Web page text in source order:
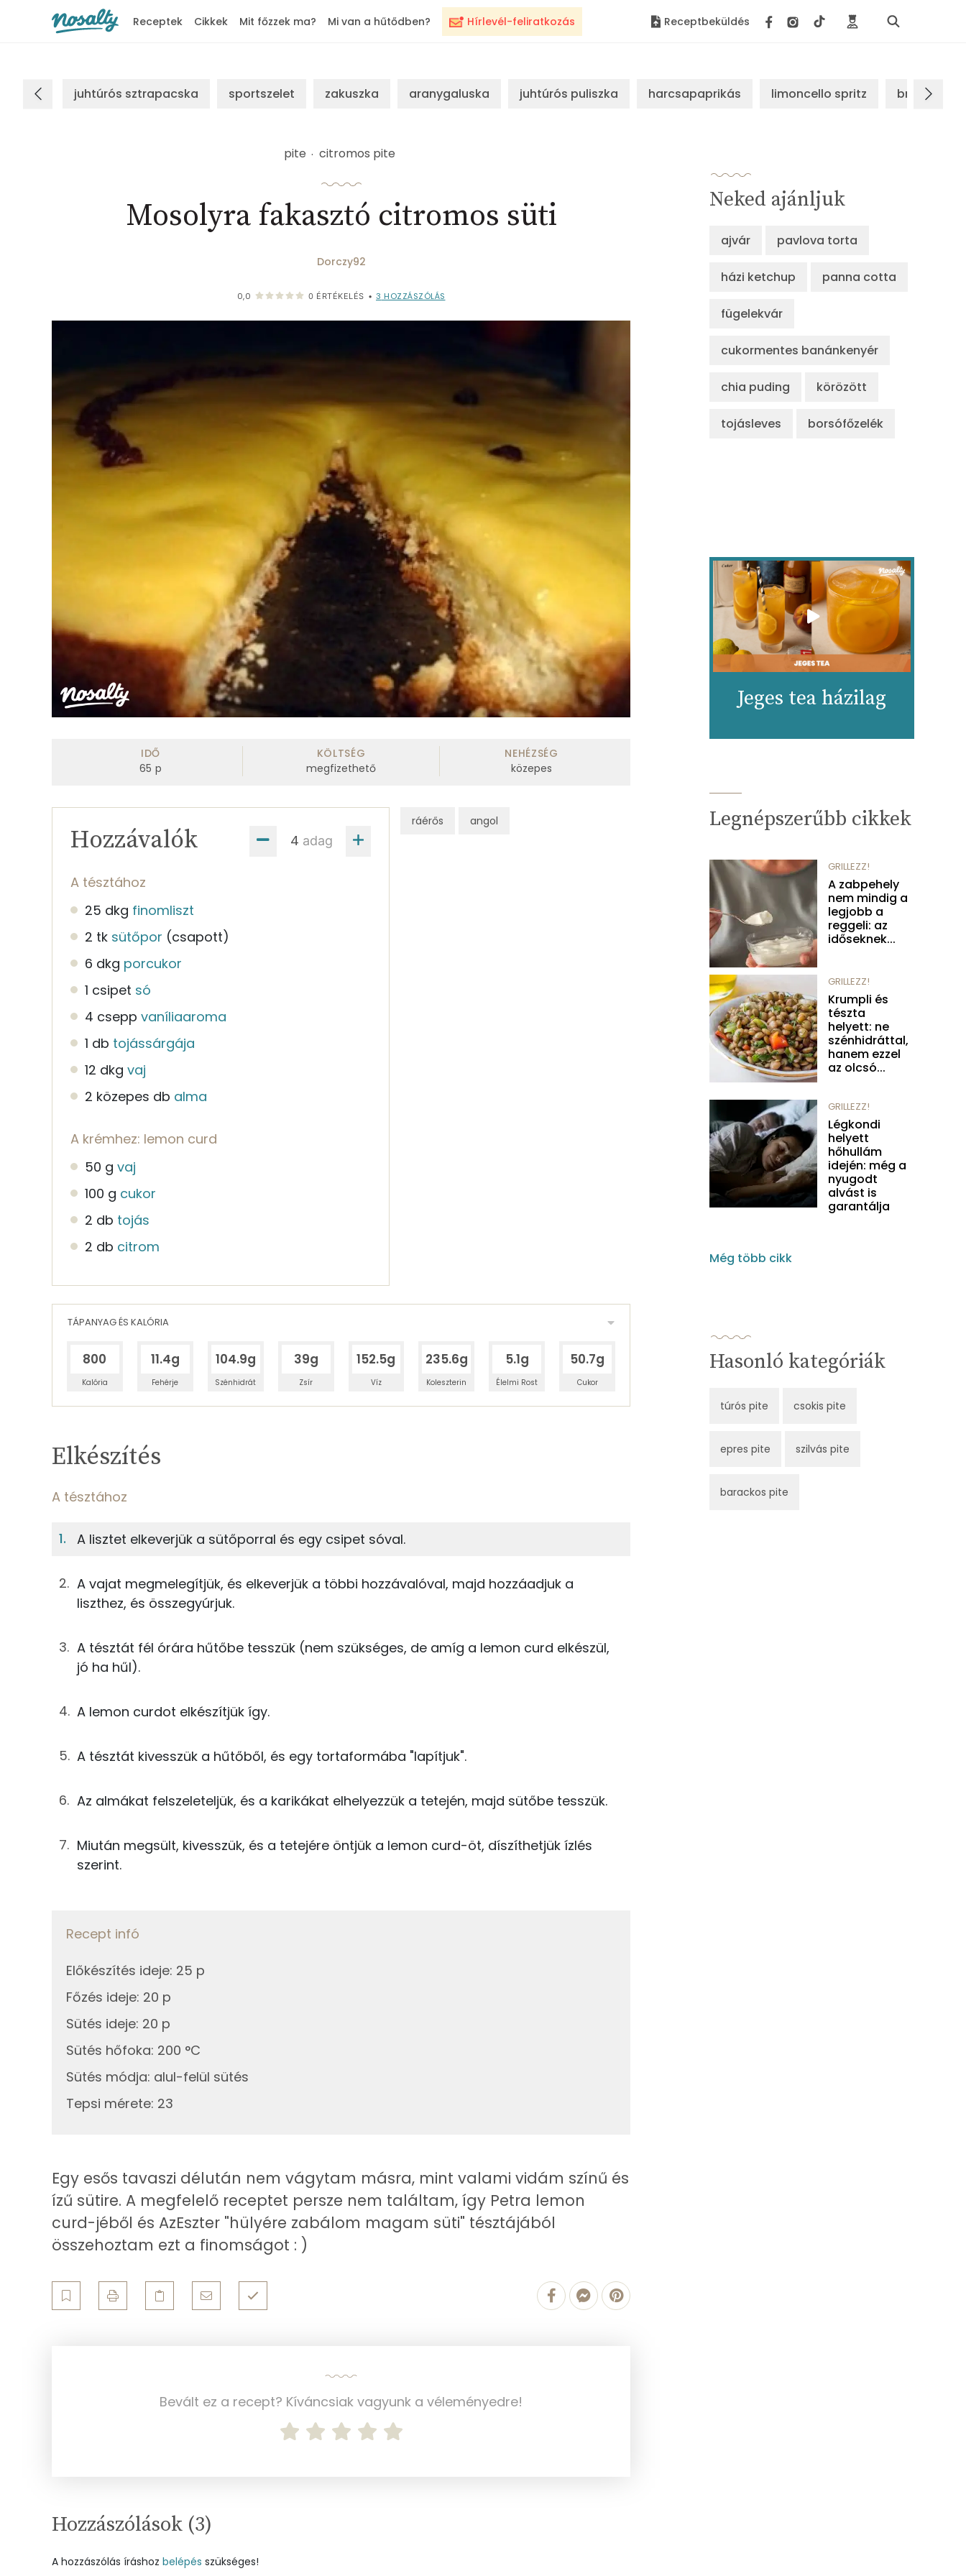
Hírlevél-feliratkozás
Receptek Cikkek Mit főzzek ma? Mi van a hűtődben? Receptbeküldés
juhtúrós sztrapacska sportszelet zakuszka aranygaluska juhtúrós puliszka harcsapaprikás limoncello spritz brassói
pite citromos pite
Mosolyra fakasztó citromos süti
Dorczy92
0,0 0 ÉRTÉKELÉS • 3 HOZZÁSZÓLÁS
IDŐ
65 p
KÖLTSÉG
megfizethető
NEHÉZSÉG
közepes
adag
Hozzávalók
A tésztához
25 dkg finomliszt
2 tk sütőpor (csapott)
6 dkg porcukor
1 csipet só
4 csepp vaníliaaroma
1 db tojássárgája
12 dkg vaj
2 közepes db alma
A krémhez: lemon curd
50 g vaj
100 g cukor
2 db tojás
2 db citrom
ráérős angol
TÁPANYAG ÉS KALÓRIA
800
Kalória
11.4g
Fehérje
104.9g
Szénhidrát
39g
Zsír
152.5g
Víz
235.6g
Koleszterin
5.1g
Élelmi Rost
50.7g
Cukor
1gsütőpor
1 kcal
0g só
0 kcal
5g tojássárgája
30g vaj
13gvaj
28g tojás
85g citrom
Összesen
TÁPANYAGTARTALOM
Fehérje
Szénhidrát
Zsír
TOP ásványi anyagok
Foszfor
Kálcium
Szelén
TOP vitaminok
C vitamin:
Összesen 11.4 g
Többszörösen telítetlen zsírsav
Koleszterin
Ásványi anyagok
Szelén
32 mg
Kálcium
Magnézium
26 mg
Élelmi rost
Elkészítés
A tésztához
A lisztet elkeverjük a sütőporral és egy csipet sóval.
A vajat megmelegítjük, és elkeverjük a többi hozzávalóval, majd hozzáadjuk a
liszthez, és összegyúrjuk.
A tésztát fél órára hűtőbe tesszük (nem szükséges, de amíg a lemon curd elkészül,
jó ha hűl).
A lemon curdot elkészítjük így.
A tésztát kivesszük a hűtőből, és egy tortaformába "lapítjuk".
Az almákat felszeleteljük, és a karikákat elhelyezzük a tetején, majd sütőbe tesszük.
Miután megsült, kivesszük, és a tetejére öntjük a lemon curd-öt, díszíthetjük ízlés
szerint.
Recept infó
Előkészítés ideje: 25 p
Főzés ideje: 20 p
Sütés ideje: 20 p
Sütés hőfoka: 200 °C
Sütés módja: alul-felül sütés
Tepsi mérete: 23
Egy esős tavaszi délután nem vágytam másra, mint valami vidám színű és
ízű sütire. A megfelelő receptet persze nem találtam, így Petra lemon
curd-jéből és AzEszter "hülyére zabálom magam süti" tésztájából
összehoztam ezt a finomságot : )
Bevált ez a recept? Kíváncsiak vagyunk a véleményedre!
Hozzászólások (3)
A hozzászólás íráshoz belépés szükséges!
Neked ajánljuk
ajvár pavlova torta
házi ketchup panna cotta
fügelekvár
cukormentes banánkenyér
chia puding körözött
tojásleves borsófőzelék
Jeges tea házilag
Legnépszerűbb cikkek
GRILLEZZ!
A zabpehely
nem mindig a
legjobb a
reggeli: az
időseknek...
GRILLEZZ!
Krumpli és
tészta
helyett: ne
szénhidráttal,
hanem ezzel
az olcsó...
GRILLEZZ!
Légkondi
helyett
hőhullám
idején: még a
nyugodt
alvást is
garantálja
Még több cikk
Hasonló kategóriák
túrós pite csokis pite
epres pite szilvás pite
barackos pite